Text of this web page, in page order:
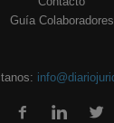
Guía Colaboradores